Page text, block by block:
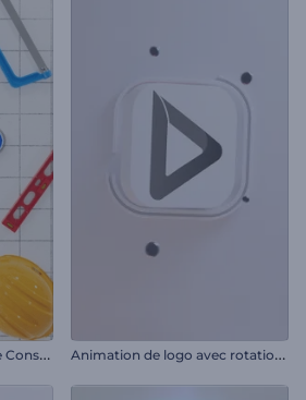
I
ntroduction au Projet de Construction A
nimation de logo avec rotation minimale